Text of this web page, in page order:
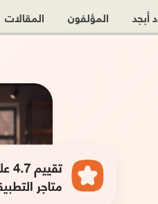
أبجد المؤلفون المقالات